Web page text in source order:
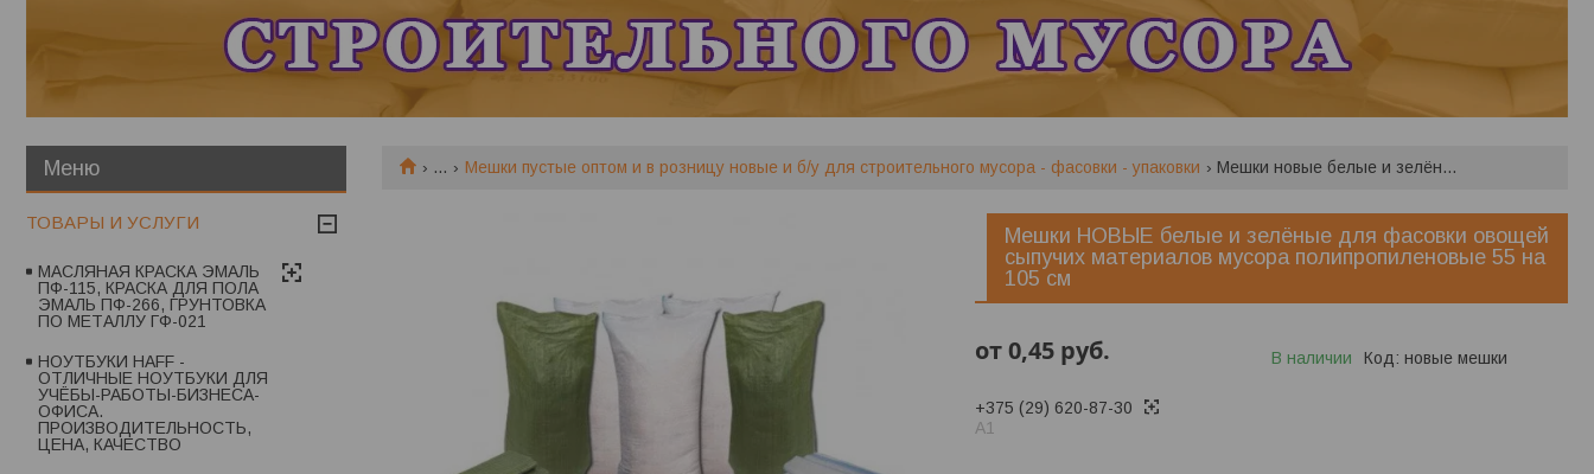
... Мешки пустые оптом и в розницу новые и б/у для строительного мусора - фасовки - упаковки Мешки новые белые и зелёные для фасовки овощей сыпучих материалов мусора полипропиленовые 55 на 105 см
Мешки НОВЫЕ белые и зелёные для фасовки овощей
сыпучих материалов мусора полипропиленовые 55 на
105 см
от0,45 руб. В наличии Код: новые мешки
+375 (29) 620-87-30
A1
ТОВАРЫ И УСЛУГИ
МАСЛЯНАЯ КРАСКА ЭМАЛЬ
ПФ-115, КРАСКА ДЛЯ ПОЛА
ЭМАЛЬ ПФ-266, ГРУНТОВКА
ПО МЕТАЛЛУ ГФ-021
НОУТБУКИ HAFF -
ОТЛИЧНЫЕ НОУТБУКИ ДЛЯ
УЧЁБЫ-РАБОТЫ-БИЗНЕСА-
ОФИСА.
ПРОИЗВОДИТЕЛЬНОСТЬ,
ЦЕНА, КАЧЕСТВО